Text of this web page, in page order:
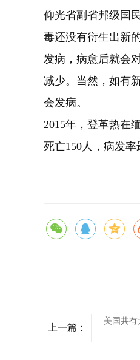
仰光省副省邦级国
毒还没有衍生出新
发病，病愈后就会
减少。当然，如有
会发病。
2015年，登革热在
死亡150人，病发率
上一篇：
美国共有